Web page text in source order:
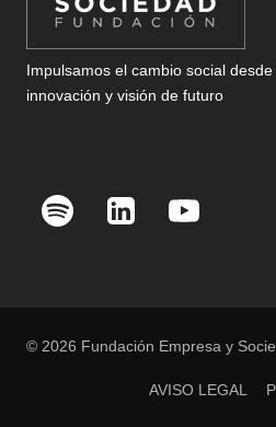
Impulsamos el cambio social
innovación y visión de futuro
© 2026 Fundación Empresa y
AVISO LEGAL